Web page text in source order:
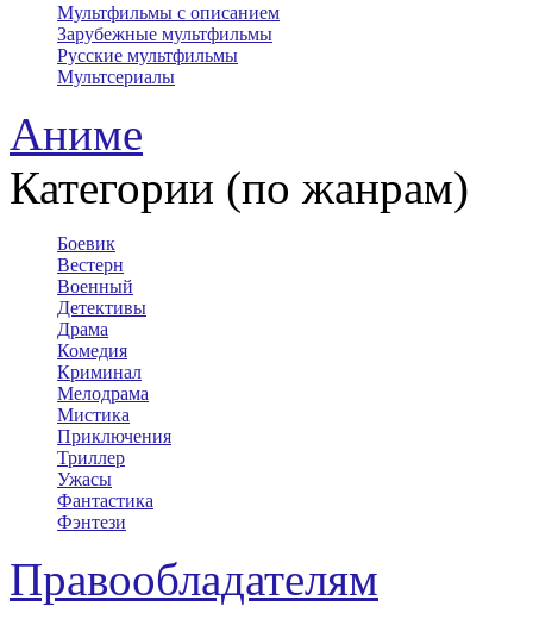
Мультфильмы с описанием
Зарубежные мультфильмы
Русские мультфильмы
Мультсериалы
Аниме
Категории (по жанрам)
Боевик
Вестерн
Военный
Детективы
Драма
Комедия
Криминал
Мелодрама
Мистика
Приключения
Триллер
Ужасы
Фантастика
Фэнтези
Правообладателям